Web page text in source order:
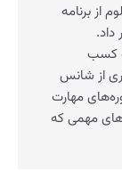
از برنامه
داد.
کسب
از شانس
مهارت
مهمی که